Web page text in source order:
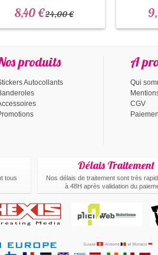
8,40 €24,00 €
produits
Autocollants
A
Qui
CGV
tous
Délais Traitement
Nos délais de traitement sont très
à 48H après validation du